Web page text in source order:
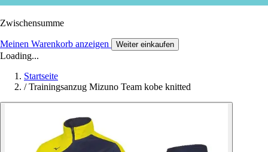
Zwischensumme
Meinen Warenkorb anzeigen Weiter einkaufen
Loading...
Startseite
/ Trainingsanzug Mizuno Team kobe knitted